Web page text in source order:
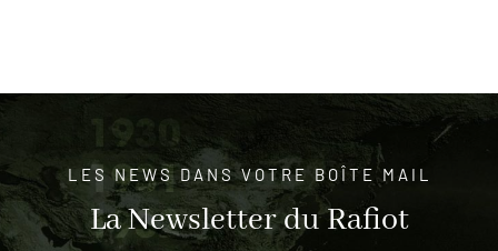
LES NEWS DANS VOTRE BOÎTE MAIL
La Newsletter du Rafiot